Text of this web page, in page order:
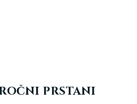
PRSTANI